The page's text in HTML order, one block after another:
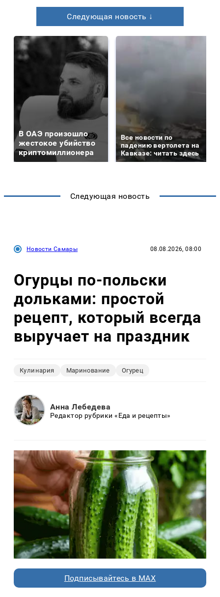
Следующая новость ↓
В ОАЭ произошло
жестокое убийство
криптомиллионера
Все новости по
падению вертолета на
Кавказе: читать здесь
Следующая новость
Новости Самары 08.08.2026, 08:00
Огурцы по‑польски
дольками: простой
рецепт, который всегда
выручает на праздник
Кулинария Маринование Огурец
Анна Лебедева
Редактор рубрики «Еда и рецепты»
Подписывайтесь в MAX